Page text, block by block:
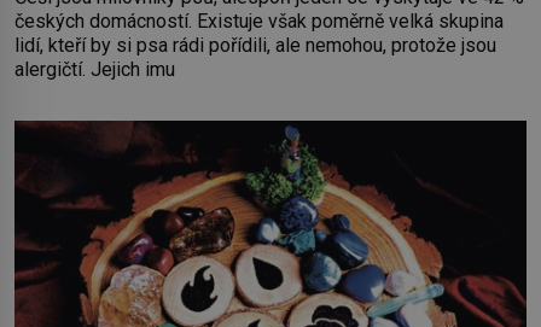
českých domácností. Existuje však poměrně velká skupina
lidí, kteří by si psa rádi pořídili, ale nemohou, protože jsou
alergičtí. Jejich imu